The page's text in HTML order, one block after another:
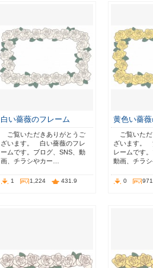
白い薔薇のフレーム
ご覧いただきありがとうご
ざいます。 白い薔薇のフレ
ームです。ブログ、SNS、動
画、チラシやカー…
1 1,224 431.9
黄色い薔
ご覧いただ
ざいます。
レームです。
動画、チラ
0 971